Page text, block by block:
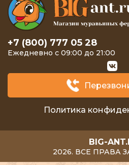
+7 (800) 777 05 28
Ежедневно с 09:00 до 21:00
Политика
BIG-
2026. ВСЕ ПРАВА